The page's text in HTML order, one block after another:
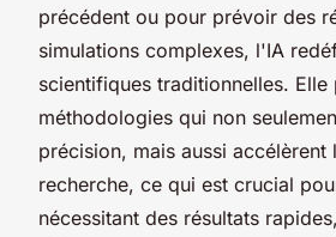
précédent ou pour prévoir des
simulations complexes, l'IA
scientifiques traditionnelles. Elle
méthodologies qui non
précision, mais aussi accélèrent
recherche, ce qui est crucial
nécessitant des résultats